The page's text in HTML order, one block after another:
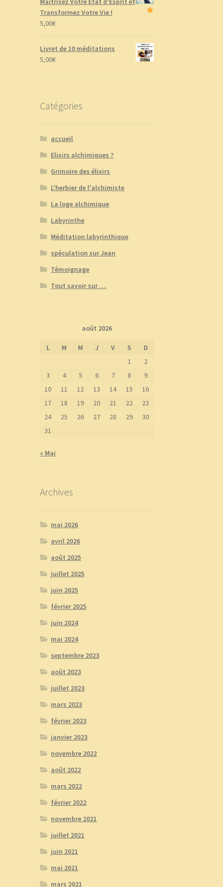
Transformez Votre Vie !
5,00€
Livret de 10 méditations
5,00€
Catégories
accueil
Elixirs alchimiques ?
Grimoire des élixirs
L'herbier de l'alchimiste
La loge alchimique
Labyrinthe
Méditation labyrinthique
spéculation sur Jean
Témoignage
Tout savoir sur …
août 2026
L M M J V S
D
1
2
3
4 5 6 7 8
9
10
11 12 13 14 15
16
17
18 19 20 21 22
23
24
25 26 27 28 29
30
31
« Mai
Archives
mai 2026
avril 2026
août 2025
juillet 2025
juin 2025
février 2025
juin 2024
mai 2024
septembre 2023
août 2023
juillet 2023
mars 2023
février 2023
janvier 2023
novembre 2022
août 2022
mars 2022
février 2022
novembre 2021
juillet 2021
juin 2021
mai 2021
mars 2021